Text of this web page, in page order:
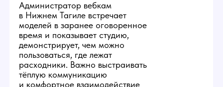
студию в чистоте: раз
в неделю вызывает клининг
и осуществляет контроль
качества работы его
персонала. Небольшие
загрязнения администратор
устраняет самостоятельно.